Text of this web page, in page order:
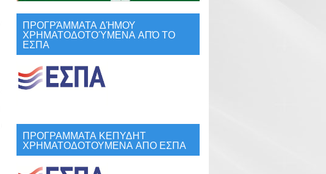
ΠΡΟΓΡΆΜΜΑΤΑ ΔΉΜΟΥ
ΧΡΗΜΑΤΟΔΟΤΟΎΜΕΝΑ ΑΠΌ ΤΟ
ΕΣΠΑ
ΠΡΟΓΡΑΜΜΑΤΑ ΚΕΠΥΔΗΤ
ΧΡΗΜΑΤΟΔΟΤΟΥΜΕΝΑ ΑΠΟ ΕΣΠΑ